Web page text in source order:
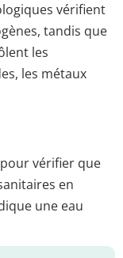
vérifient
tandis que
les
les métaux
vérifier que
en
une eau